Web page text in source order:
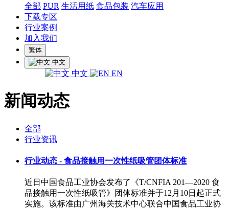
全部 PUR 生活用纸 食品包装 汽车应用
下载专区
行业案例
加入我们
繁体
中文
中文 EN
新闻动态
全部
行业资讯
行业动态 - 食品接触用一次性纸吸管团体标准
近日中国食品工业协会发布了《T/CNFIA 201—2020 食
品接触用一次性纸吸管》团体标准并于12月10日起正式
实施。该标准由广州海关技术中心联合中国食品工业协